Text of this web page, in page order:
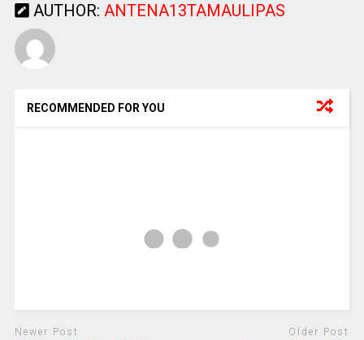
AUTHOR: ANTENA13TAMAULIPAS
RECOMMENDED FOR YOU
Newer Post Older Post